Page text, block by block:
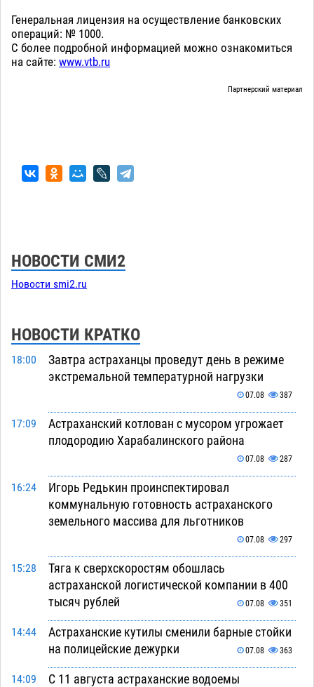
Генеральная лицензия на осуществление банковских
операций: № 1000.
С более подробной информацией можно ознакомиться
на сайте: www.vtb.ru
Партнерский материал
НОВОСТИ СМИ2
Новости smi2.ru
НОВОСТИ КРАТКО
18:00
Завтра астраханцы проведут день в режиме
экстремальной температурной нагрузки
07.08 387
17:09
Астраханский котлован с мусором угрожает
плодородию Харабалинского района
07.08 287
16:24
Игорь Редькин проинспектировал
коммунальную готовность астраханского
земельного массива для льготников
07.08 297
15:28
Тяга к сверхскоростям обошлась
астраханской логистической компании в 400
тысяч рублей
07.08 351
14:44
Астраханские кутилы сменили барные стойки
на полицейские дежурки
07.08 363
14:09 С 11 августа астраханские водоемы